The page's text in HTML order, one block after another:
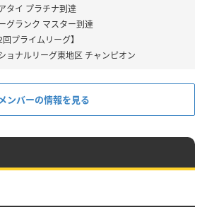
タイ プラチナ到達
グランク マスター到達
回プライムリーグ】
ョナルリーグ東地区 チャンピオン
ンバーの情報を見る